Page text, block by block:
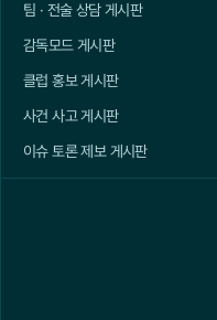
팀 · 전술 상담 게시판
감독모드 게시판
클럽 홍보 게시판
사건 사고 게시판
이슈 토론 제보 게시판